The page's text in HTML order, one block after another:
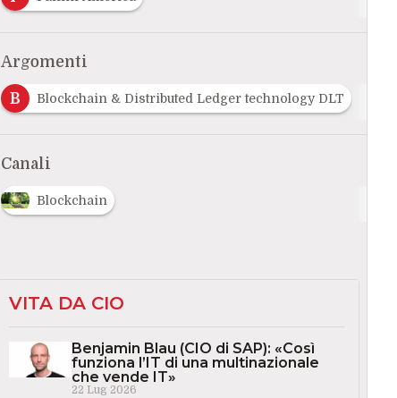
Argomenti
B Blockchain & Distributed Ledger technology DLT
Canali
Blockchain
VITA DA CIO
Benjamin Blau (CIO di SAP): «Così
funziona l’IT di una multinazionale
che vende IT»
22 Lug 2026